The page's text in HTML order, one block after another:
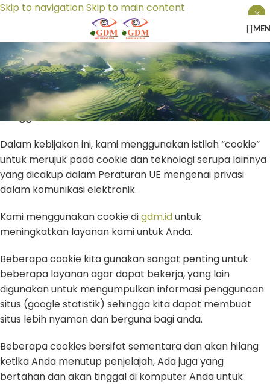
Skip to navigationSkip to main content
Kebijakan Cookie GDM
Kebijakan Cookie GDM
Tanggal: 21 Desember 2020
Dalam kebijakan ini, kami menggunakan istilah “cookie”
untuk merujuk pada cookie dan teknologi serupa lainnya
yang dicakup dalam Peraturan UE mengenai privasi
dalam komunikasi elektronik.
Kami menggunakan cookie digdm.iduntuk
meningkatkan layanan kami untuk Anda.
Beberapa cookie kita gunakan sangat penting untuk
beberapa layanan agar dapat bekerja, yang lain
digunakan untuk mengumpulkan informasi penggunaan
situs (google statistik) sehingga kita dapat membuat
situs lebih nyaman dan berguna bagi anda.
Beberapa cookies bersifat sementara dan akan hilang
ketika Anda menutup penjelajah, Ada juga yang
bertahan dan akan tinggal di komputer Anda untuk
×
×
×